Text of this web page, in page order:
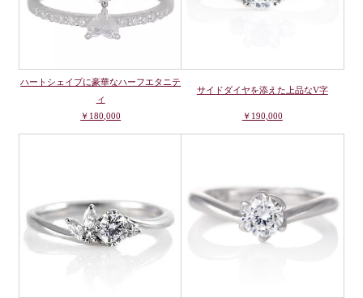
ハートシェイプに豪華なハーフエタニテ
ィ
￥180,000
サイドダイヤを添えた上品なV字
￥190,000